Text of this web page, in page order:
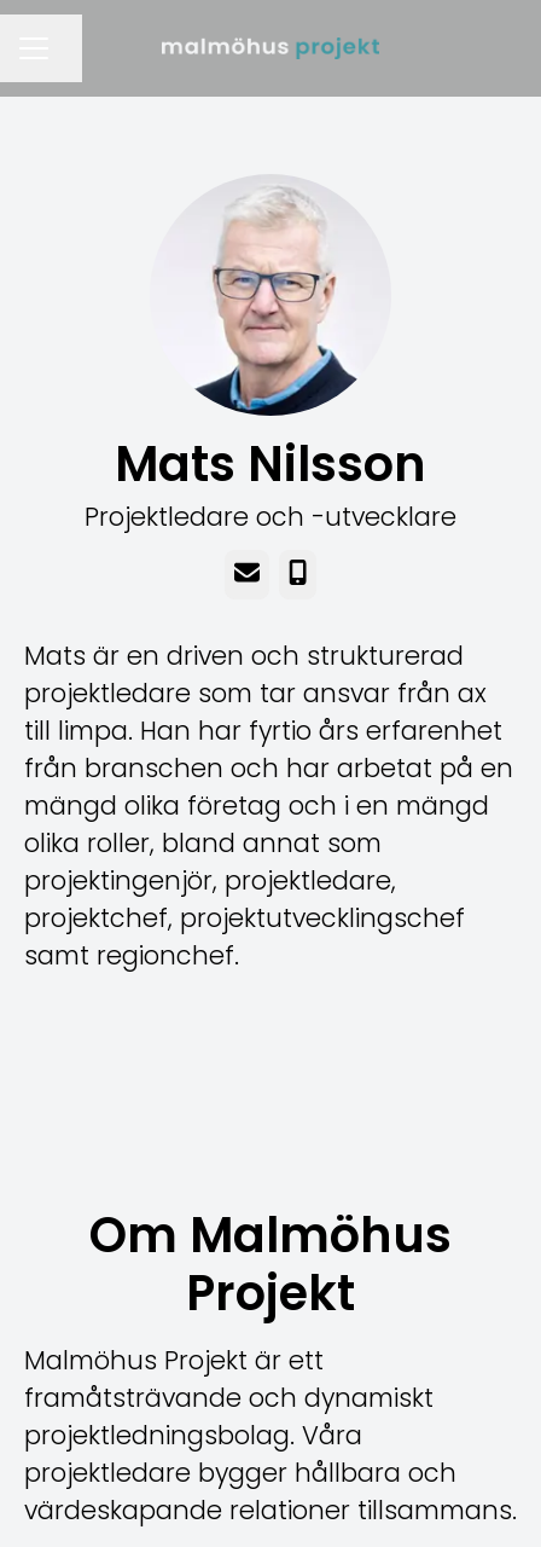
Mats Nilsson
Projektledare och -utvecklare
E-postTelefon
Mats är en driven och strukturerad
projektledare som tar ansvar från ax
till limpa. Han har fyrtio års erfarenhet
från branschen och har arbetat på en
mängd olika företag och i en mängd
olika roller, bland annat som
projektingenjör, projektledare,
projektchef, projektutvecklingschef
samt regionchef.
Om Malmöhus
Projekt
Malmöhus Projekt är ett
framåtsträvande och dynamiskt
projektledningsbolag. Våra
projektledare bygger hållbara och
värdeskapande relationer tillsammans.